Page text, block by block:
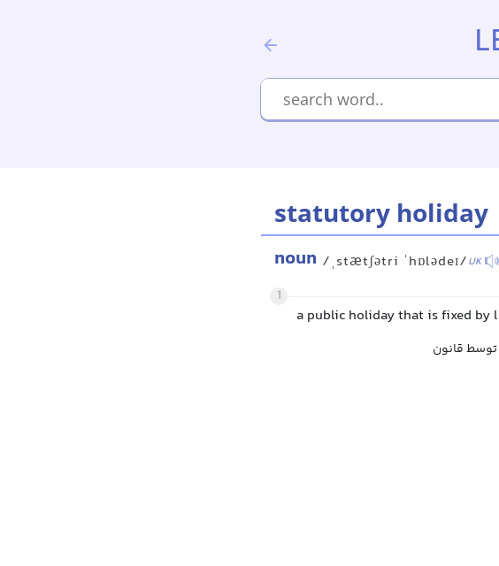
statutory holiday
noun /ˌstætʃətri ˈhɒlədeɪ/UK
1
a public holiday that is fixed by
قانون